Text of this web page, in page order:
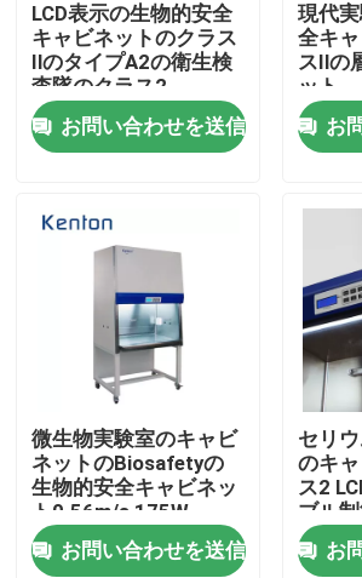
接触
製品
工業用乾燥オーブン
サーモスタットの定温器
冷却の定温器
恒温恒湿槽
気候上部屋
LCD表示の生物的安全
キャビネットのクラス
IlのタイプA2の衛生検
査隊のクラス2
お問い合わせを送信
現代
全キ
スIlの
ット
お
微生物実験室のキャビ
ネットのBiosafetyの
生物的安全キャビネッ
ト0.56m/s 175W
お問い合わせを送信
セリ
のキ
ス2
ブル
の
ネット
お